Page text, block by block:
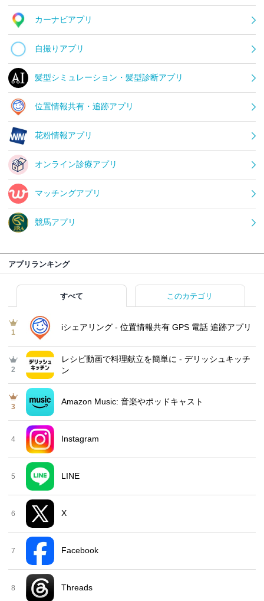
カーナビアプリ
自撮りアプリ
髪型シミュレーション・髪型診断アプリ
位置情報共有・追跡アプリ
花粉情報アプリ
オンライン診療アプリ
マッチングアプリ
競馬アプリ
アプリランキング
すべて このカテゴリ
1
iシェアリング - 位置情報共有 GPS 電話 追跡アプリ
2
レシピ動画で料理献立を簡単‪に - デリッシュキッチ
ン
3
Amazon Music: 音楽やポッドキャスト
4 Instagram
5 LINE
6 X
7 Facebook
8 Threads